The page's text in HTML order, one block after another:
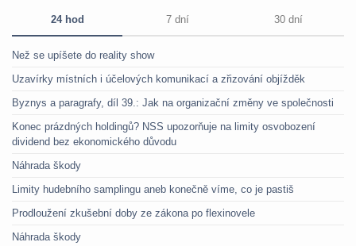
24 hod 7 dní 30 dní
Než se upíšete do reality show
Uzavírky místních i účelových komunikací a zřizování objížděk
Byznys a paragrafy, díl 39.: Jak na organizační změny ve společnosti
Konec prázdných holdingů? NSS upozorňuje na limity osvobození
dividend bez ekonomického důvodu
Náhrada škody
Limity hudebního samplingu aneb konečně víme, co je pastiš
Prodloužení zkušební doby ze zákona po flexinovele
Náhrada škody